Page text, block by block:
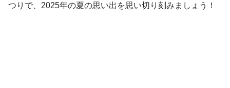
つりで、2025年の夏の思い出を思い切り刻みましょう！